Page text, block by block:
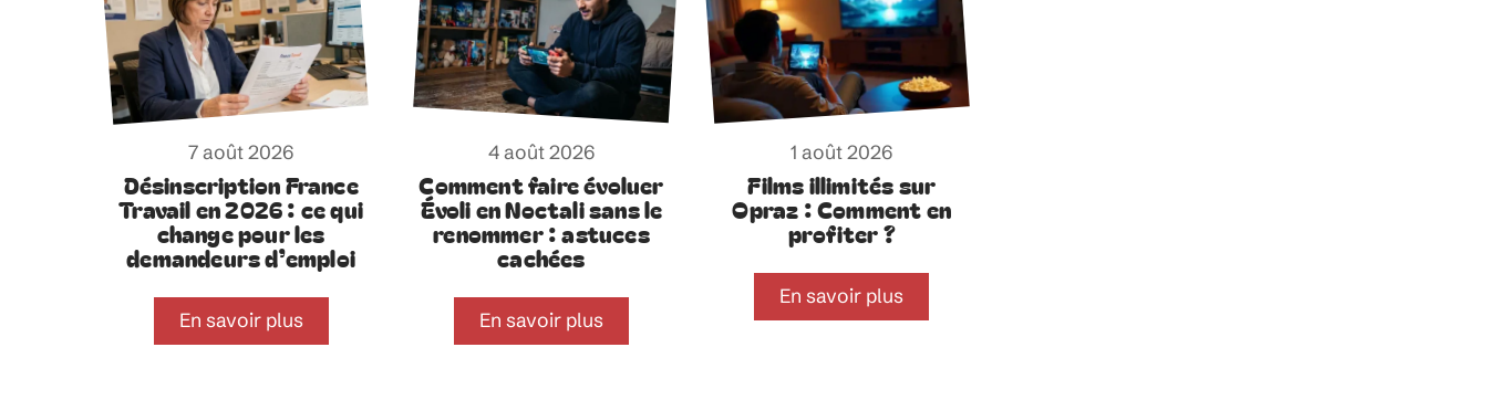
7 août 2026
Désinscription France
Travail en 2026 : ce qui
change pour les
demandeurs d’emploi
En savoir plus
4 août 2026
Comment faire évoluer
Évoli en Noctali sans le
renommer : astuces
cachées
En savoir plus
1 août 2026
Films illimités sur
Opraz : Comment en
profiter ?
En savoir plus